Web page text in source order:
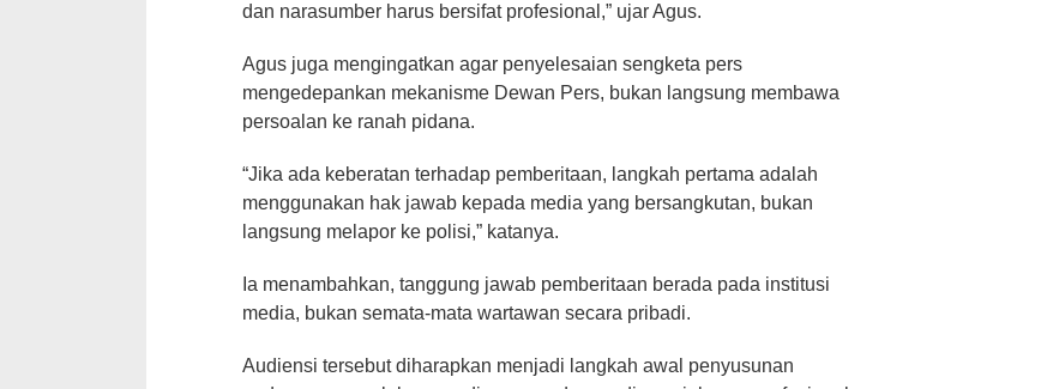
dan narasumber harus bersifat profesional,” ujar Agus.
Agus juga mengingatkan agar penyelesaian sengketa pers
mengedepankan mekanisme Dewan Pers, bukan langsung membawa
persoalan ke ranah pidana.
“Jika ada keberatan terhadap pemberitaan, langkah pertama adalah
menggunakan hak jawab kepada media yang bersangkutan, bukan
langsung melapor ke polisi,” katanya.
Ia menambahkan, tanggung jawab pemberitaan berada pada institusi
media, bukan semata-mata wartawan secara pribadi.
Audiensi tersebut diharapkan menjadi langkah awal penyusunan